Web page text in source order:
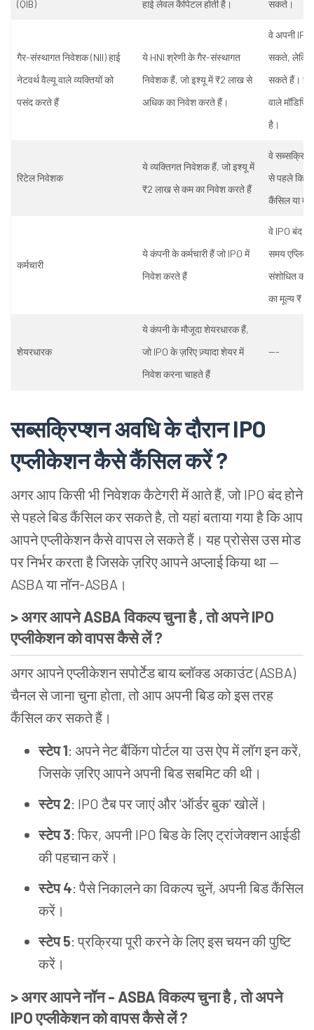
(QIB)
हाई लेवल कैपिटल होती है।
सकते।
गैर-संस्थागत निवेशक (NII) हाई
नेटवर्थ वैल्यू वाले व्यक्तियों को
पसंद करते हैं
ये HNI श्रेणी के गैर-संस्थागत
निवेशक हैं, जो इश्यू में ₹2 लाख से
अधिक का निवेश करते हैं।
वे अपनी
सकते, लेकिन
सकते हैं।
वाले
है।
रिटेल निवेशक
ये व्यक्तिगत निवेशक हैं, जो इश्यू में
₹2 लाख से कम का निवेश करते हैं
वे
से पहले
कैंसिल या
कर्मचारी
ये कंपनी के कर्मचारी हैं जो IPO में
निवेश करते हैं
वे IPO बंद
समय
संशोधित
का मूल्य ₹
शेयरधारक
ये कंपनी के मौजूदा शेयरधारक हैं,
जो IPO के ज़रिए ज़्यादा शेयर में
निवेश करना चाहते हैं
---
सब्सक्रिप्शन अवधि के दौरान IPO
एप्लीकेशन कैसे कैंसिल करें ?
अगर आप किसी भी निवेशक कैटेगरी में आते हैं, जो IPO बंद होने
से पहले बिड कैंसिल कर सकते है, तो यहां बताया गया है कि आप
आपने एप्लीकेशन कैसे वापस ले सकते हैं। यह प्रोसेस उस मोड
पर निर्भर करता है जिसके ज़रिए आपने अप्लाई किया था —
ASBA या नॉन-ASBA।
> अगर आपने ASBA विकल्प चुना है , तो अपने IPO
एप्लीकेशन को वापस कैसे लें ?
अगर आपने एप्लीकेशन सपोर्टेड बाय ब्लॉक्ड अकाउंट (ASBA)
चैनल से जाना चुना होता, तो आप अपनी बिड को इस तरह
कैंसिल कर सकते हैं।
स्टेप 1: अपने नेट बैंकिंग पोर्टल या उस ऐप में लॉग इन करें,
जिसके ज़रिए आपने अपनी बिड सबमिट की थी।
स्टेप 2: IPO टैब पर जाएं और 'ऑर्डर बुक' खोलें।
स्टेप 3: फिर, अपनी IPO बिड के लिए ट्रांजेक्शन आईडी
की पहचान करें।
स्टेप 4: पैसे निकालने का विकल्प चुनें, अपनी बिड कैंसिल
करें।
स्टेप 5: प्रक्रिया पूरी करने के लिए इस चयन की पुष्टि
करें।
> अगर आपने नॉन - ASBA विकल्प चुना है , तो अपने
IPO एप्लीकेशन को वापस कैसे लें ?